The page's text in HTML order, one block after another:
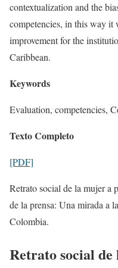
contextualization and the
competencies, in this way it
improvement for the
Caribbean.
Keywords
Evaluation, competencies,
Texto Completo
[PDF]
Retrato social de la mujer a
de la prensa: Una mirada a
Colombia.
Retrato social